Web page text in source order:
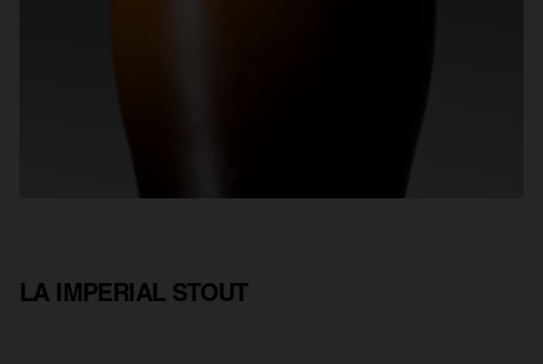
LA IMPERIAL STOUT